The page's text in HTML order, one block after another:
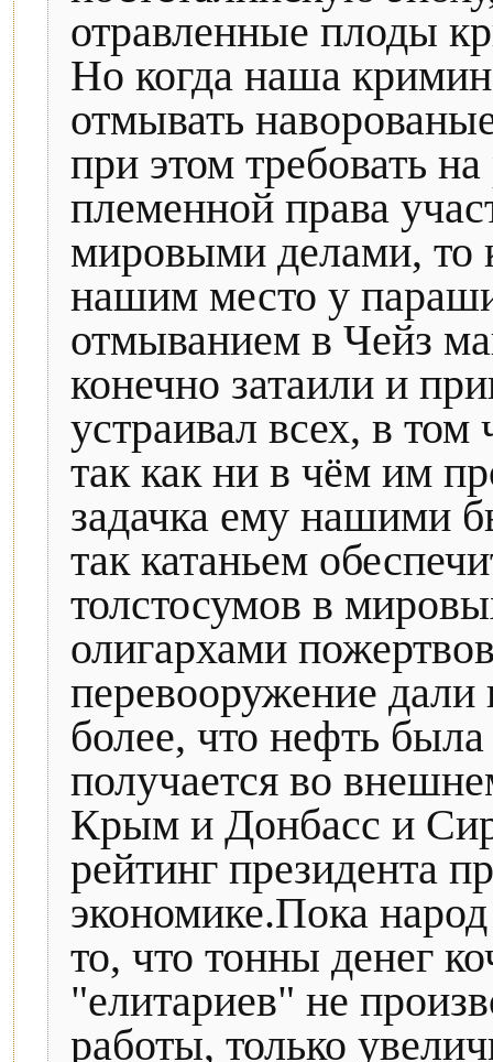
отравленные плоды
Но когда наша
отмывать
при этом требовать
племенной права
мировыми делами, то
нашим место у
отмыванием в Чейз
конечно затаили и
устраивал всех, в
так как ни в чём им
задачка ему нашими
так катаньем
толстосумов в
олигархами
перевооружение
более, что нефть
получается во
Крым и Донбасс и
рейтинг президента
экономике.Пока
то, что тонны денег
"елитариев" не
работы, только